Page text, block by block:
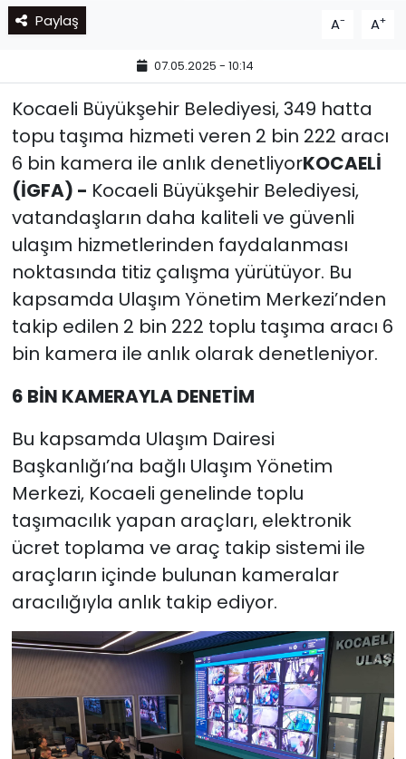
Paylaş A- A+
07.05.2025 - 10:14
Kocaeli Büyükşehir Belediyesi, 349 hatta
topu taşıma hizmeti veren 2 bin 222 aracı
6 bin kamera ile anlık denetliyorKOCAELİ
(İGFA) - Kocaeli Büyükşehir Belediyesi,
vatandaşların daha kaliteli ve güvenli
ulaşım hizmetlerinden faydalanması
noktasında titiz çalışma yürütüyor. Bu
kapsamda Ulaşım Yönetim Merkezi’nden
takip edilen 2 bin 222 toplu taşıma aracı 6
bin kamera ile anlık olarak denetleniyor.
6 BİN KAMERAYLA DENETİM
Bu kapsamda Ulaşım Dairesi
Başkanlığı’na bağlı Ulaşım Yönetim
Merkezi, Kocaeli genelinde toplu
taşımacılık yapan araçları, elektronik
ücret toplama ve araç takip sistemi ile
araçların içinde bulunan kameralar
aracılığıyla anlık takip ediyor.